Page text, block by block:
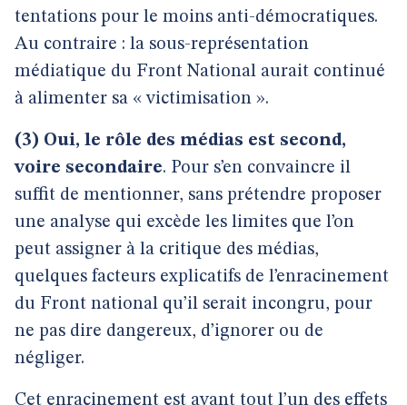
tentations pour le moins anti-démocratiques.
Au contraire : la sous-représentation
médiatique du Front National aurait continué
à alimenter sa « victimisation ».
(3) Oui, le rôle des médias est second,
voire secondaire. Pour s’en convaincre il
suffit de mentionner, sans prétendre proposer
une analyse qui excède les limites que l’on
peut assigner à la critique des médias,
quelques facteurs explicatifs de l’enracinement
du Front national qu’il serait incongru, pour
ne pas dire dangereux, d’ignorer ou de
négliger.
Cet enracinement est avant tout l’un des effets